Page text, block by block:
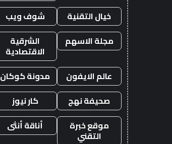
خيال التقنية
شوف ويب
مجلة الاسهم
الشرقية
الاقتصادية
عالم الايفون
مدونة كوكان
صحيفة نهج
كار نيوز
موقع خبرة
التقني
أناقة أنثى